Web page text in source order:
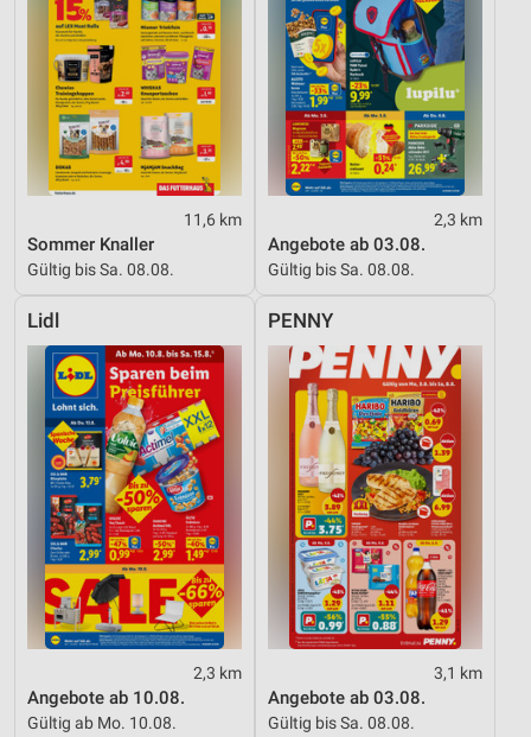
11,6 km
Sommer Knaller
Gültig bis Sa. 08.08.
2,3 km
Angebote ab 03.08.
Gültig bis Sa. 08.08.
Lidl
2,3 km
Angebote ab 10.08.
Gültig ab Mo. 10.08.
PENNY
3,1 km
Angebote ab 03.08.
Gültig bis Sa. 08.08.